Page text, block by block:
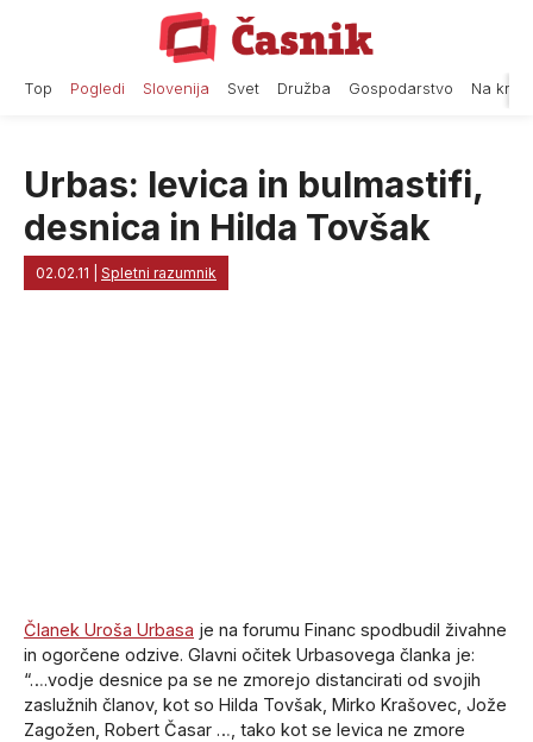
Top Pogledi Slovenija Svet Družba Gospodarstvo Na
Urbas: levica in bulmastifi,
desnica in Hilda Tovšak
02.02.11 Spletni razumnik
Članek Uroša Urbasa je na forumu Financ spodbudil živahne
in ogorčene odzive. Glavni očitek Urbasovega članka je:
“….vodje desnice pa se ne zmorejo distancirati od svojih
zaslužnih članov, kot so Hilda Tovšak, Mirko Krašovec, Jože
Zagožen, Robert Časar …, tako kot se levica ne zmore